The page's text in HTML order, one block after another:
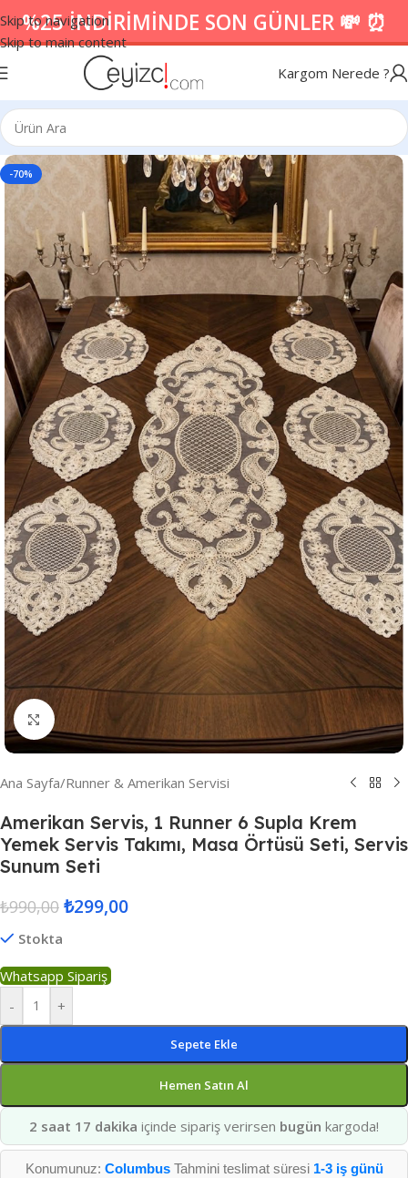
Skip to navigation
Skip to main content
%25 İNDİRİMİNDE SON GÜNLER 💸 ⏰
Kargom Nerede ?
-70%
Resmi Büyüt
Ana Sayfa/Runner & Amerikan Servisi
Amerikan Servis, 1 Runner 6 Supla Krem
Yemek Servis Takımı, Masa Örtüsü Seti, Servis
Sunum Seti
₺990,00 ₺299,00
Stokta
Whatsapp Sipariş
-
+
Sepete Ekle
Hemen Satın Al
2 saat 17 dakika içinde sipariş verirsen bugün kargoda!
Konumunuz: ColumbusTahmini teslimat süresi 1-3 iş günü